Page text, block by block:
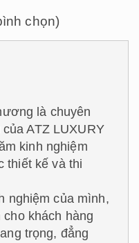
chọn)
là chuyên
ATZ LUXURY
kinh nghiệm
thiết kế và thi
nghiệm của mình,
khách hàng
trọng, đẳng